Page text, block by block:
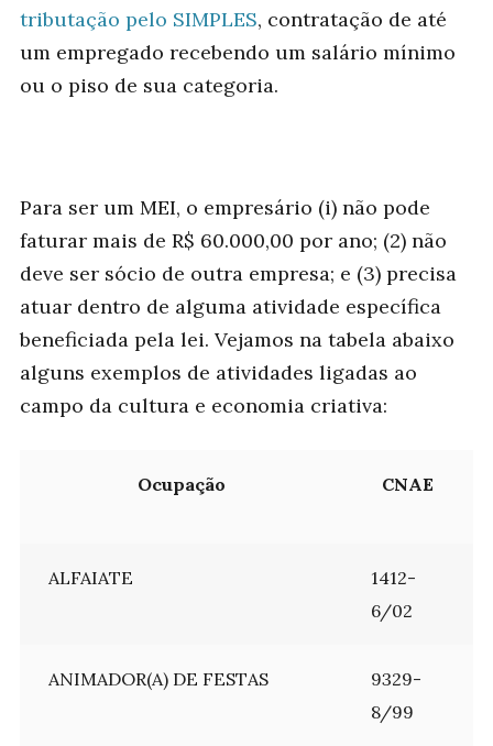
tributação pelo SIMPLES, contratação de até
um empregado recebendo um salário mínimo
ou o piso de sua categoria.
Para ser um MEI, o empresário (i) não pode
faturar mais de R$ 60.000,00 por ano; (2) não
deve ser sócio de outra empresa; e (3) precisa
atuar dentro de alguma atividade específica
beneficiada pela lei. Vejamos na tabela abaixo
alguns exemplos de atividades ligadas ao
campo da cultura e economia criativa:
Ocupação CNAE
ALFAIATE
1412-
6/02
ANIMADOR(A) DE FESTAS
9329-
8/99